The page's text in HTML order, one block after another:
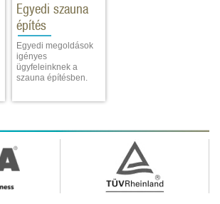
Egyedi szauna
építés
Egyedi megoldások
igényes
ügyfeleinknek a
szauna építésben.